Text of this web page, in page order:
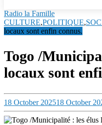
Radio la Famille
CULTURE,POLITIQUE,
locaux sont enfin connus.
Togo /
locaux sont
18 October 202518 October